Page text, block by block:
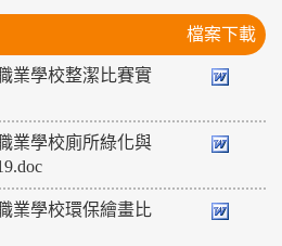
檔案下載
業學校整潔比賽實
業學校廁所綠化與
業學校環保繪畫比